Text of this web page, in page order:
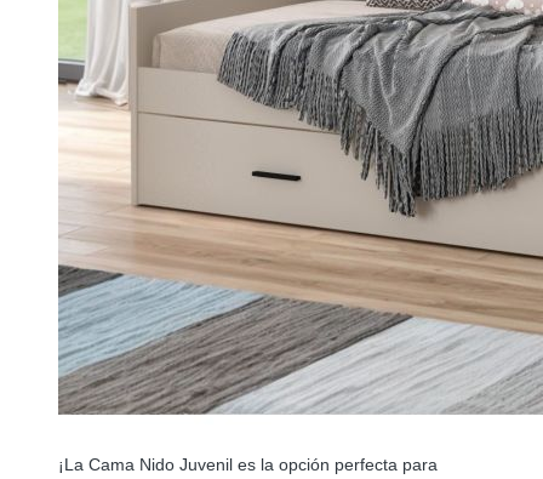
¡La Cama Nido Juvenil es la opción perfecta para